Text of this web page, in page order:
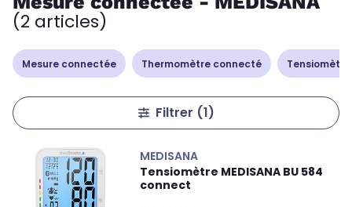
(2 articles)
Mesure connectée Thermomètre connecté
Filtrer (1)
MEDISANA
Tensiomètre MEDISANA BU 584
connect